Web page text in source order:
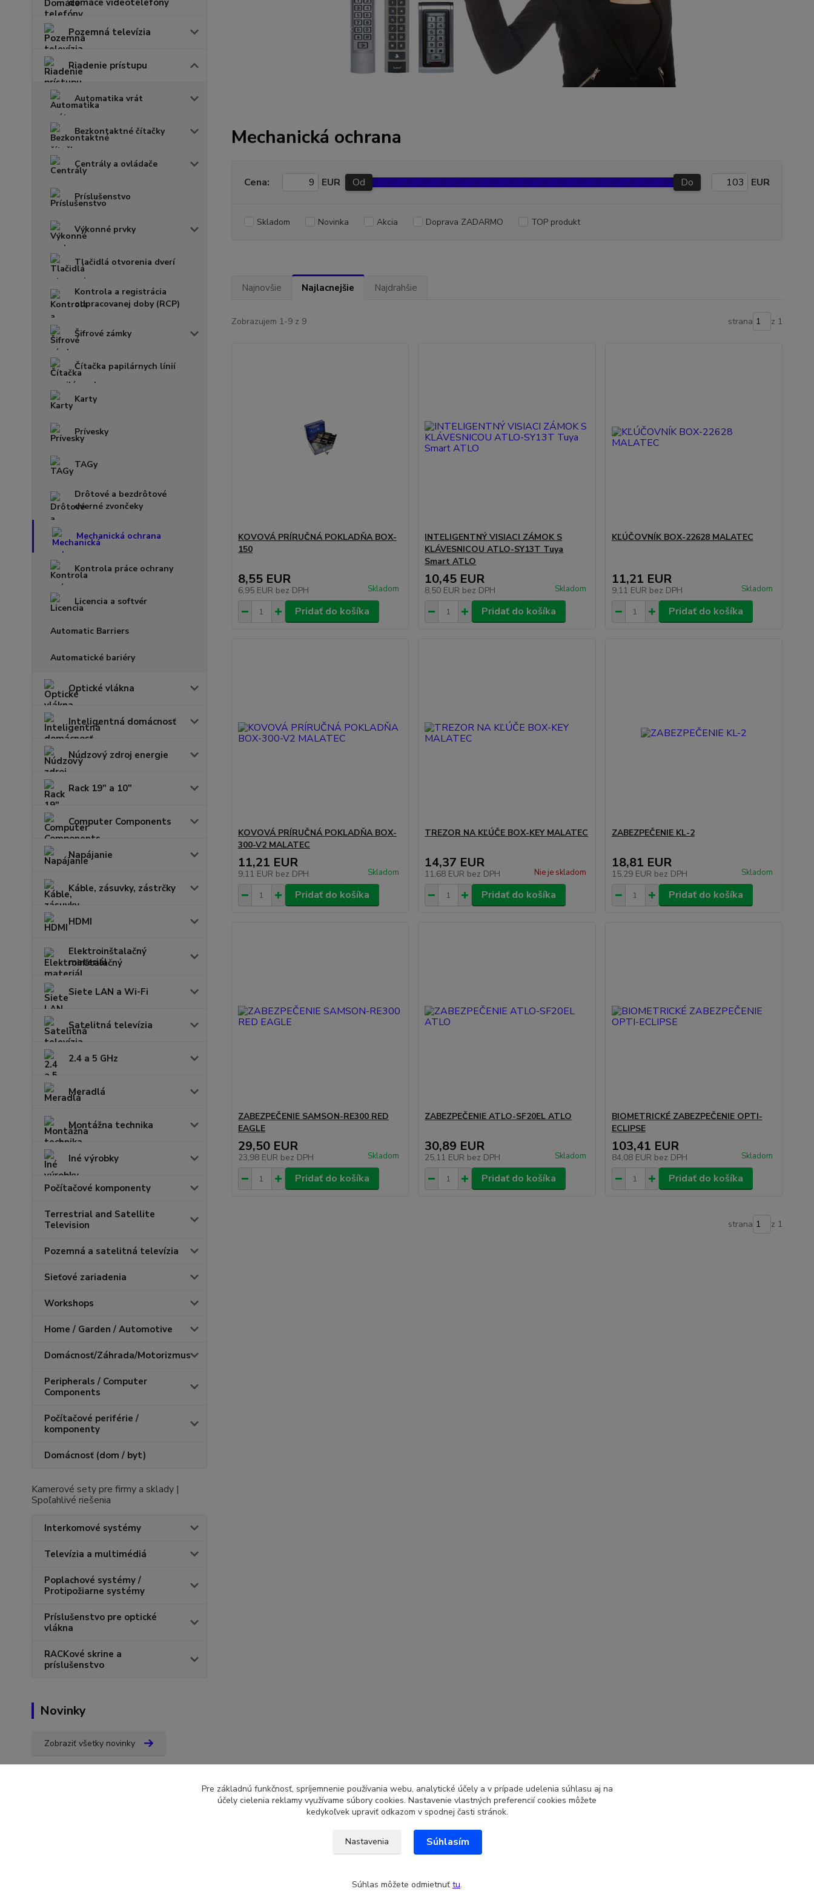
Pozemná televízia
Riadenie prístupu
Automatika vrát
Bezkontaktné čítačky
Centrály a ovládače
Príslušenstvo
Výkonné prvky
Tlačidlá otvorenia dverí
Kontrola a registrácia
odpracovanej doby (RCP)
Šifrové zámky
Čítačka papilárnych línií
Karty
Prívesky
TAGy
Drôtové a bezdrôtové
dverné zvončeky
Mechanická ochrana
Kontrola práce ochrany
Licencia a softvér
Automatic Barriers
Automatické bariéry
Optické vlákna
Inteligentná domácnosť
Núdzový zdroj energie
Rack 19" a 10"
Computer Components
Napájanie
Káble, zásuvky, zástrčky
HDMI
Elektroinštalačný
materiál
Siete LAN a Wi-Fi
Satelitná televízia
2.4 a 5 GHz
Meradlá
Montážna technika
Iné výrobky
Počítačové komponenty
Terrestrial and Satellite
Television
Pozemná a satelitná televízia
Sieťové zariadenia
Workshops
Home / Garden / Automotive
Domácnosť/Záhrada/Motorizmus
Peripherals / Computer
Components
Počítačové periférie /
komponenty
Domácnosť (dom / byt)
Kamerové sety pre firmy a sklady |
Spoľahlivé riešenia
Interkomové systémy
Televízia a multimédiá
Poplachové systémy /
Protipožiarne systémy
Príslušenstvo pre optické
vlákna
RACKové skrine a
príslušenstvo
Novinky
Zobraziť všetky novinky
Mechanická ochrana
Cena: EUR Od Do EUR
Skladom Novinka Akcia Doprava ZADARMO TOP produkt
Najnovšie Najlacnejšie Najdrahšie
Zobrazujem 1-9 z 9 strana z 1
KOVOVÁ PRÍRUČNÁ POKLADŇA BOX-
150
8,55 EUR
6,95 EUR bez DPH Skladom
Pridať do košíka
INTELIGENTNÝ VISIACI ZÁMOK S
KLÁVESNICOU ATLO-SY13T Tuya
Smart ATLO
10,45 EUR
8,50 EUR bez DPH Skladom
Pridať do košíka
KĽÚČOVNÍK BOX-22628 MALATEC
11,21 EUR
9,11 EUR bez DPH Skladom
Pridať do košíka
KOVOVÁ PRÍRUČNÁ POKLADŇA BOX-
300-V2 MALATEC
11,21 EUR
9,11 EUR bez DPH Skladom
Pridať do košíka
TREZOR NA KĽÚČE BOX-KEY MALATEC
14,37 EUR
11,68 EUR bez DPH Nie je skladom
Pridať do košíka
ZABEZPEČENIE KL-2
18,81 EUR
15,29 EUR bez DPH Skladom
Pridať do košíka
ZABEZPEČENIE SAMSON-RE300 RED
EAGLE
29,50 EUR
23,98 EUR bez DPH Skladom
Pridať do košíka
ZABEZPEČENIE ATLO-SF20EL ATLO
30,89 EUR
25,11 EUR bez DPH Skladom
Pridať do košíka
BIOMETRICKÉ ZABEZPEČENIE OPTI-
ECLIPSE
103,41 EUR
84,08 EUR bez DPH Skladom
Pridať do košíka
strana z 1
Pre základnú funkčnosť, spríjemnenie používania webu, analytické účely a v prípade udelenia súhlasu aj na
účely cielenia reklamy využívame súbory cookies. Nastavenie vlastných preferencií cookies môžete
kedykoľvek upraviť odkazom v spodnej časti stránok.
Nastavenia Súhlasím
Súhlas môžete odmietnuť tu.